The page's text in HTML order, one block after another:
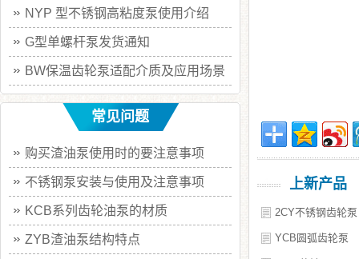
上新产品
2CY不锈钢齿轮泵
YCB圆弧齿轮泵
NYP 型不锈钢高粘度泵使用介绍
G型单螺杆泵发货通知
BW保温齿轮泵适配介质及应用场景
常见问题
购买渣油泵使用时的要注意事项
不锈钢泵安装与使用及注意事项
KCB系列齿轮油泵的材质
ZYB渣油泵结构特点